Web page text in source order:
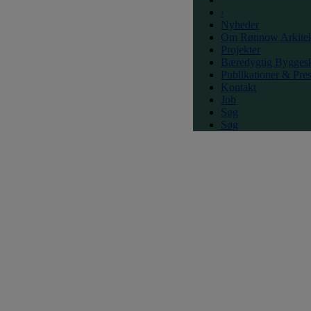
Nyheder
Om Rønnow
Projekter
Bæredygtig
Publikationer &
Kontakt
Job
Søg
Søg